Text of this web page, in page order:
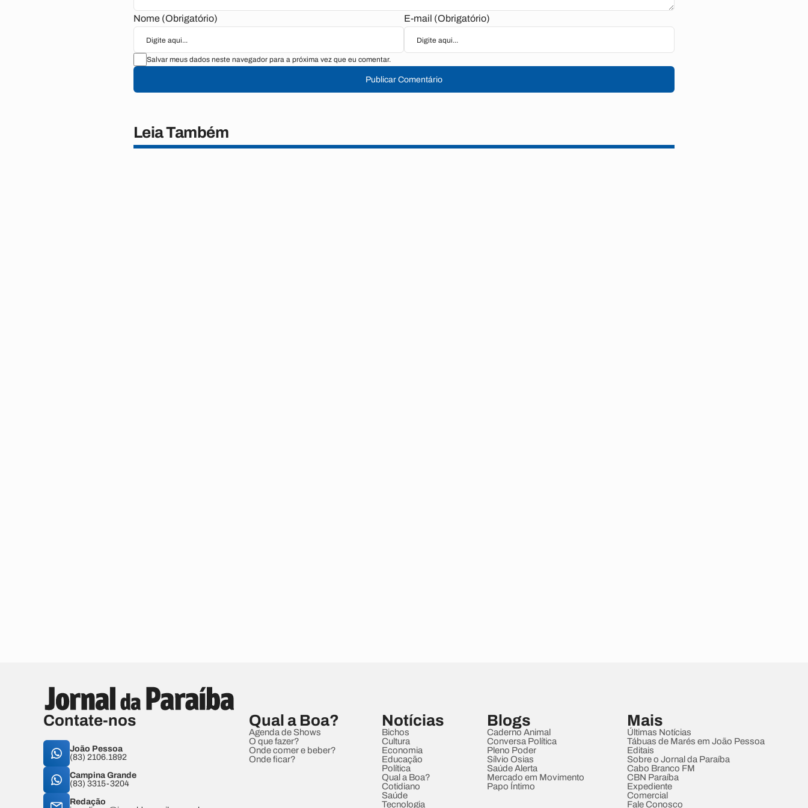
Nome (Obrigatório) E-mail (Obrigatório)
Salvar meus dados neste navegador para a próxima vez que eu comentar.
Publicar Comentário
Leia Também
Contate-nos
João Pessoa
(83) 2106.1892
Campina Grande
(83) 3315-3204
Redação
Qual a Boa?
Agenda de Shows
O que fazer?
Onde comer e beber?
Onde ficar?
Notícias
Bichos
Cultura
Economia
Educação
Política
Qual a Boa?
Cotidiano
Saúde
Tecnologia
Blogs
Caderno Animal
Conversa Política
Pleno Poder
Sílvio Osias
Saúde Alerta
Mercado em Movimento
Papo Íntimo
Mais
Últimas Notícias
Tábuas de Marés em João Pessoa
Editais
Sobre o Jornal da Paraíba
Cabo Branco FM
CBN Paraíba
Expediente
Comercial
Fale Conosco